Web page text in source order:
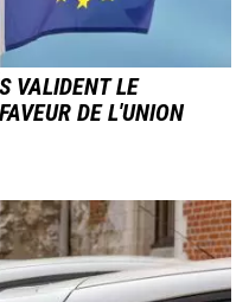
VALIDENT LE
DE L'UNION